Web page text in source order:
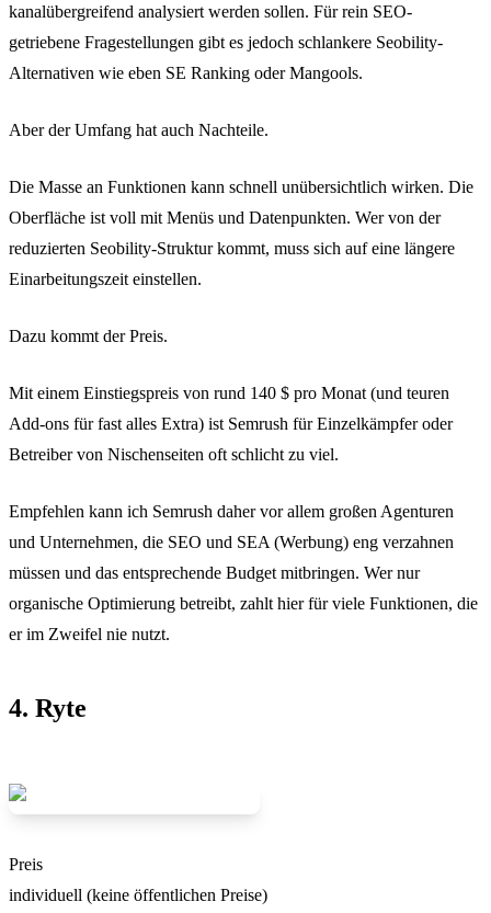
kanalübergreifend analysiert werden sollen. Für rein SEO-
getriebene Fragestellungen gibt es jedoch schlankere Seobility-
Alternativen wie eben SE Ranking oder Mangools.
Aber der Umfang hat auch Nachteile.
Die Masse an Funktionen kann schnell unübersichtlich wirken. Die
Oberfläche ist voll mit Menüs und Datenpunkten. Wer von der
reduzierten Seobility-Struktur kommt, muss sich auf eine längere
Einarbeitungszeit einstellen.
Dazu kommt der Preis.
Mit einem Einstiegspreis von rund 140 $ pro Monat (und teuren
Add-ons für fast alles Extra) ist Semrush für Einzelkämpfer oder
Betreiber von Nischenseiten oft schlicht zu viel.
Empfehlen kann ich Semrush daher vor allem großen Agenturen
und Unternehmen, die SEO und SEA (Werbung) eng verzahnen
müssen und das entsprechende Budget mitbringen. Wer nur
organische Optimierung betreibt, zahlt hier für viele Funktionen, die
er im Zweifel nie nutzt.
4. Ryte
Preis
individuell (keine öffentlichen Preise)